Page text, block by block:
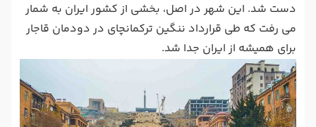
دست شد. این شهر در اصل، بخشی از کشور ایران به شمار
می رفت که طی قرارداد ننگین ترکمانچای در دودمان قاجار
برای همیشه از ایران جدا شد.